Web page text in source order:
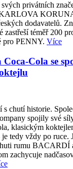
privátních
dodavatelů.
zastřeší téměř 200
pro PENNY. Více
Cola se
s chutí historie.
spojily své
klasickým
tedy vždy po ruce.
rumu BACARDÍ
zachycuje